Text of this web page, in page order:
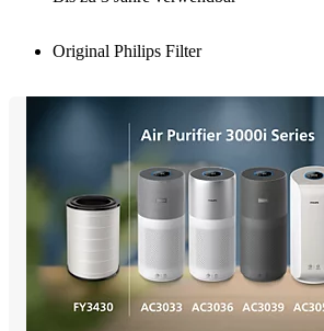
Original Philips Filter